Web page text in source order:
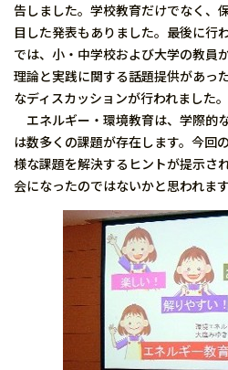
告しました。学校教育だけでなく、
目した発表もありました。最後に行
では、小・中学校および大学の教員
理論と実践に関する話題提供があっ
なディスカッションが行われました。
エネルギー・環境教育は、学際的
は数多くの課題が存在します。今回
様な課題を解決するヒントが提示さ
会になったのではないかと思われます